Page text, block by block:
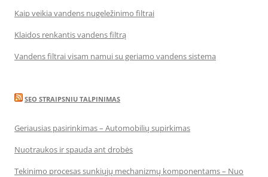
Kaip veikia vandens nugeležinimo filtrai
Klaidos renkantis vandens filtrą
Vandens filtrai visam namui su geriamo vandens sistema
SEO STRAIPSNIU TALPINIMAS
Geriausias pasirinkimas – Automobilių supirkimas
Nuotraukos ir spauda ant drobės
Tekinimo procesas sunkiųjų mechanizmų komponentams – Nuo